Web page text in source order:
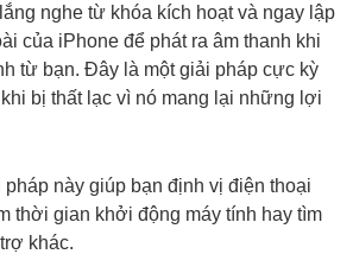
nghe từ khóa kích hoạt và ngay lập
của iPhone để phát ra âm thanh khi
từ bạn. Đây là một giải pháp cực kỳ
bị thất lạc vì nó mang lại những lợi
pháp này giúp bạn định vị điện thoại
thời gian khởi động máy tính hay tìm
khác.